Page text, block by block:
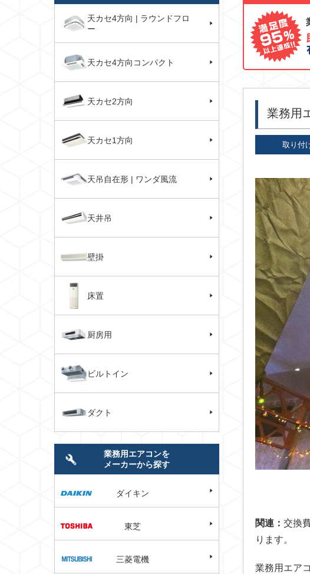
業務用
取り付
関連： 交換
ります。
業務用エア
天カセ4方向 | ラウンドフロ
ー
天カセ4方向コンパクト
天カセ2方向
天カセ1方向
天吊自在形 | ワンダ風流
天井吊
壁掛
床置
厨房用
ビルトイン
ダクト
業務用エアコンを
メーカーから探す
ダイキン
東芝
三菱電機